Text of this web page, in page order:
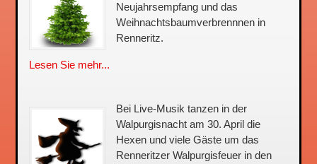
Neujahrsempfang und das
Weihnachtsbaum­verbrennnen in
Renneritz.
Lesen Sie mehr...
Bei Live-Musik tanzen in der
Walpurgisnacht am 30. April die
Hexen und viele Gäste um das
Renneritzer Walpurgisfeuer in den